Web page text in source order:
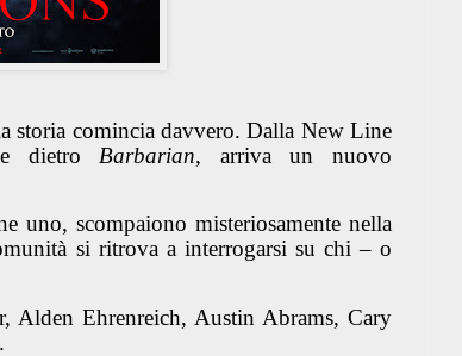
storia comincia davvero. Dalla New Line
dietro Barbarian, arriva un nuovo
uno, scompaiono misteriosamente nella
si ritrova a interrogarsi su chi – o
Alden Ehrenreich, Austin Abrams, Cary